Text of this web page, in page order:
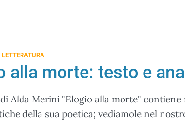
alla morte: testo e
di Alda Merini "Elogio alla morte"
della sua poetica; vediamole nel